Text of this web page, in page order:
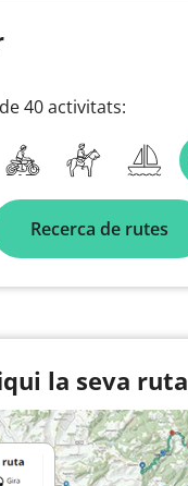
40 activitats:
Recerca de rutes
la seva ruta